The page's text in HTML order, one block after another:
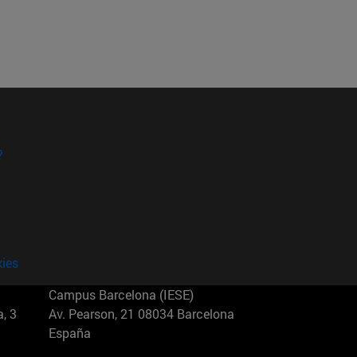
3
Campus Barcelona (IESE)
Av. Pearson, 21 08034 Barcelona
España